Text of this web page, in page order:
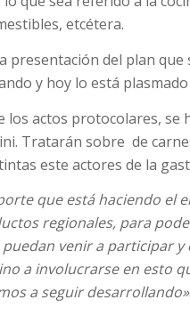
etcétera.
presentación del plan
y hoy lo está
los actos protocolares,
Tratarán sobre de
este actores de la
que está haciendo el
regionales, para
puedan venir a participar
a involucrarse en esto
a seguir desarrollando».